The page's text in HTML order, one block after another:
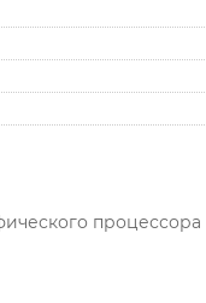
процессора